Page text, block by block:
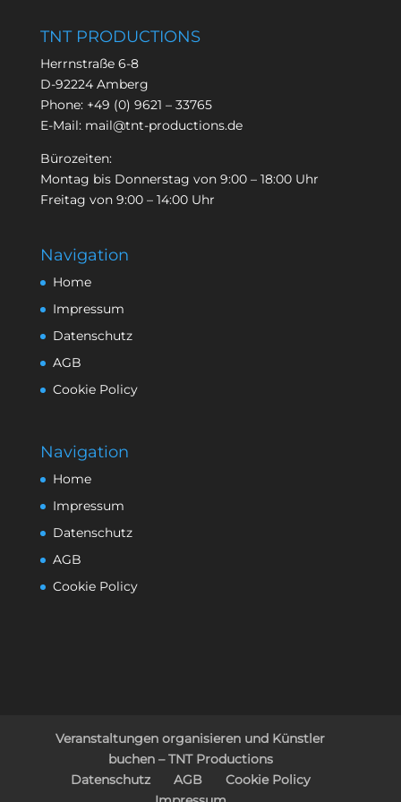
TNT PRODUCTIONS
Herrnstraße 6-8
D-92224 Amberg
Phone: +49 (0) 9621 – 33765
E-Mail: mail@tnt-productions.de
Bürozeiten:
Montag bis Donnerstag von 9:00 – 18:00 Uhr
Freitag von 9:00 – 14:00 Uhr
Navigation
Home
Impressum
Datenschutz
AGB
Cookie Policy
Navigation
Home
Impressum
Datenschutz
AGB
Cookie Policy
Veranstaltungen organisieren und Künstler
buchen – TNT Productions
Datenschutz
AGB
Cookie Policy